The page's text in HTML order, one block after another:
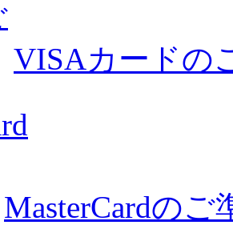
VISAカードの
MasterCardのご